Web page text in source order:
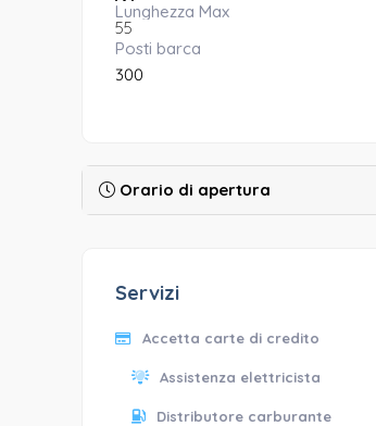
Lunghezza Max
55
Posti barca
300
Orario di apertura
Servizi
Accetta carte di credito
Assistenza elettricista
Distributore carburante